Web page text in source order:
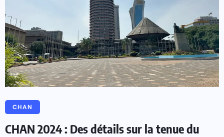
CHAN
CHAN 2024 : Des détails sur la tenue du